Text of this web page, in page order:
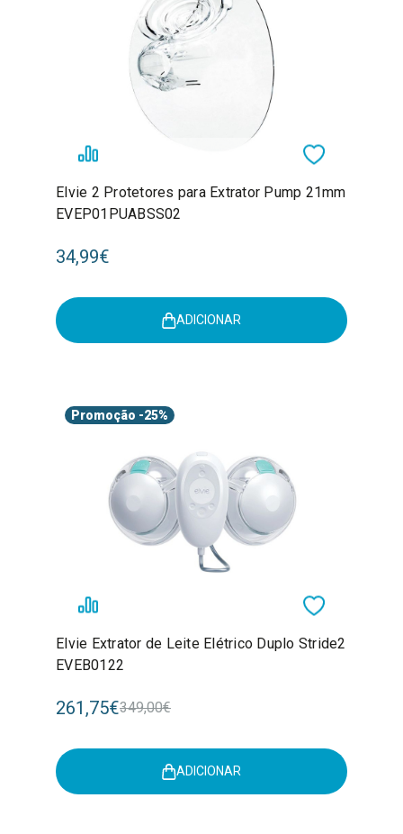
Elvie 2 Protetores para Extrator Pump 21mm
EVEP01PUABSS02
34,99€
ADICIONAR
Promoção -25%
Elvie Extrator de Leite Elétrico Duplo Stride2
EVEB0122
261,75€349,00€
ADICIONAR